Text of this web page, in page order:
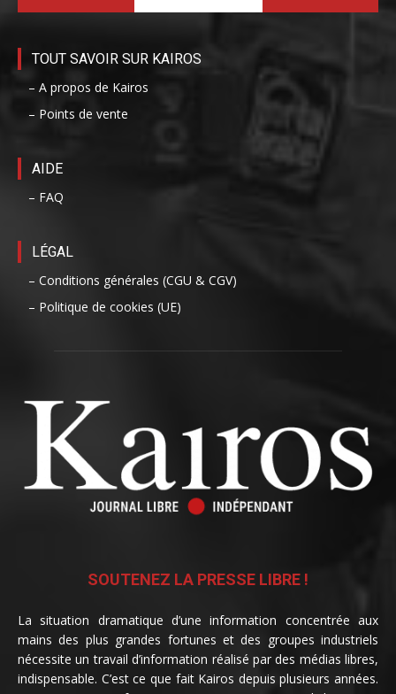
TOUT SAVOIR SUR KAIROS
– A propos de Kairos
– Points de vente
AIDE
– FAQ
LÉGAL
– Conditions générales (CGU & CGV)
– Politique de cookies (UE)
SOUTENEZ LA PRESSE LIBRE !
La situation dramatique d’une information concentrée aux
mains des plus grandes fortunes et des groupes industriels
nécessite un travail d’information réalisé par des médias libres,
indispensable. C’est ce que fait Kairos depuis plusieurs années.